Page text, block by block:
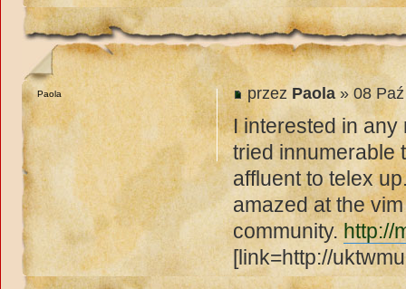
przez Paola » 08
I interested in any
tried innumerable
affluent to telex
amazed at the
community.http://
[link=http://
Paola